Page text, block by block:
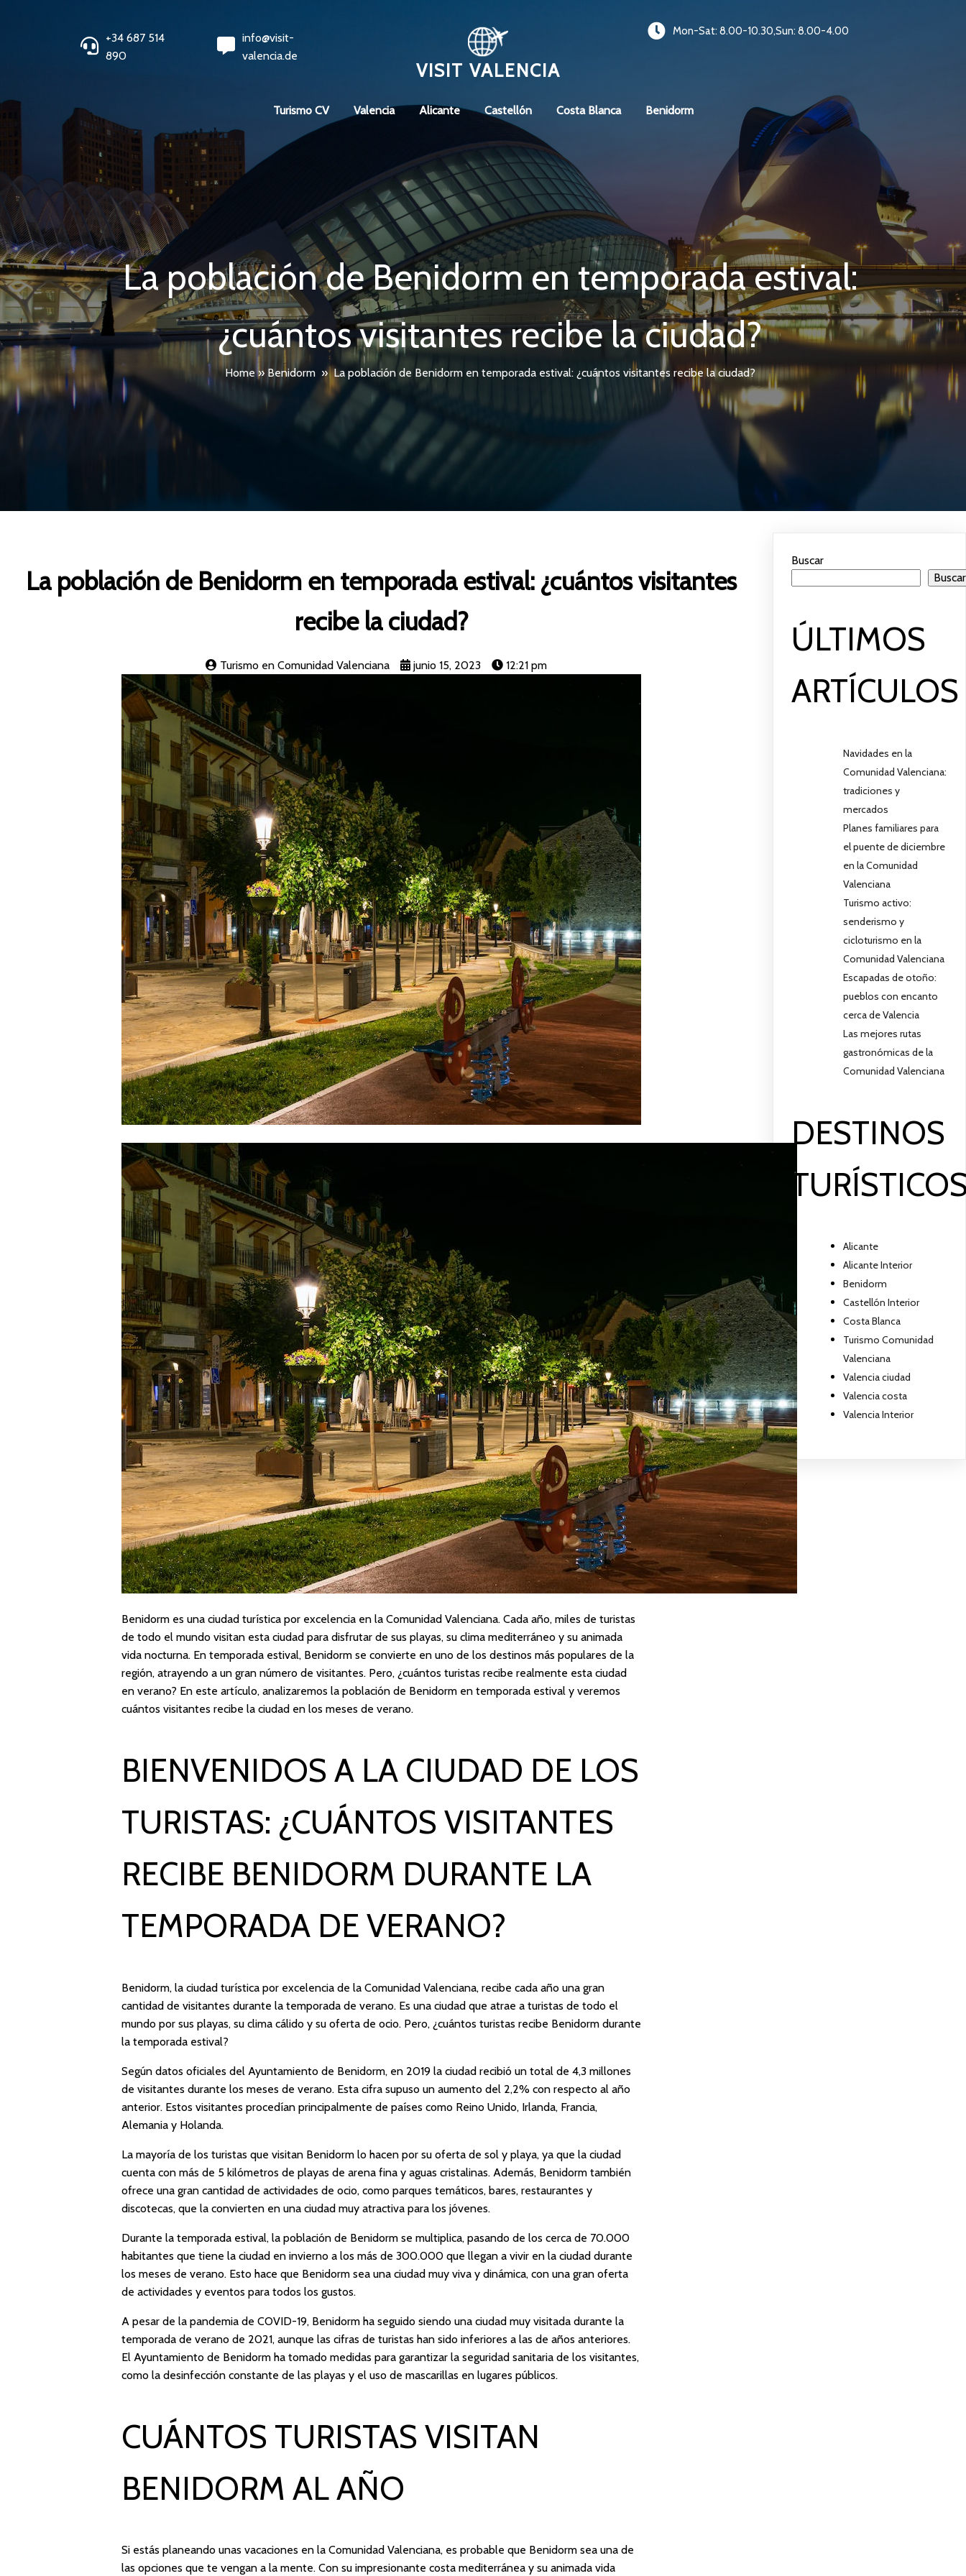
+34 687 514
890
info@visit-
valencia.de
VISIT VALENCIA
Mon-Sat: 8.00-10.30,Sun: 8.00-4.00
Turismo CV Valencia Alicante Castellón Costa Blanca Benidorm
La población de Benidorm en temporada estival:
¿cuántos visitantes recibe la ciudad?
Home» Benidorm » La población de Benidorm en temporada estival: ¿cuántos visitantes recibe la ciudad?
La población de Benidorm en temporada estival: ¿cuántos visitantes
recibe la ciudad?
Turismo en Comunidad Valenciana junio 15, 2023 12:21 pm
Benidorm es una ciudad turística por excelencia en la Comunidad Valenciana. Cada año, miles de turistas
de todo el mundo visitan esta ciudad para disfrutar de sus playas, su clima mediterráneo y su animada
vida nocturna. En temporada estival, Benidorm se convierte en uno de los destinos más populares de la
región, atrayendo a un gran número de visitantes. Pero, ¿cuántos turistas recibe realmente esta ciudad
en verano? En este artículo, analizaremos la población de Benidorm en temporada estival y veremos
cuántos visitantes recibe la ciudad en los meses de verano.
BIENVENIDOS A LA CIUDAD DE LOS
TURISTAS: ¿CUÁNTOS VISITANTES
RECIBE BENIDORM DURANTE LA
TEMPORADA DE VERANO?
Benidorm, la ciudad turística por excelencia de la Comunidad Valenciana, recibe cada año una gran
cantidad de visitantes durante la temporada de verano. Es una ciudad que atrae a turistas de todo el
mundo por sus playas, su clima cálido y su oferta de ocio. Pero, ¿cuántos turistas recibe Benidorm durante
la temporada estival?
Según datos oficiales del Ayuntamiento de Benidorm, en 2019 la ciudad recibió un total de 4,3 millones
de visitantes durante los meses de verano. Esta cifra supuso un aumento del 2,2% con respecto al año
anterior. Estos visitantes procedían principalmente de países como Reino Unido, Irlanda, Francia,
Alemania y Holanda.
La mayoría de los turistas que visitan Benidorm lo hacen por su oferta de sol y playa, ya que la ciudad
cuenta con más de 5 kilómetros de playas de arena fina y aguas cristalinas. Además, Benidorm también
ofrece una gran cantidad de actividades de ocio, como parques temáticos, bares, restaurantes y
discotecas, que la convierten en una ciudad muy atractiva para los jóvenes.
Durante la temporada estival, la población de Benidorm se multiplica, pasando de los cerca de 70.000
habitantes que tiene la ciudad en invierno a los más de 300.000 que llegan a vivir en la ciudad durante
los meses de verano. Esto hace que Benidorm sea una ciudad muy viva y dinámica, con una gran oferta
de actividades y eventos para todos los gustos.
A pesar de la pandemia de COVID-19, Benidorm ha seguido siendo una ciudad muy visitada durante la
temporada de verano de 2021, aunque las cifras de turistas han sido inferiores a las de años anteriores.
El Ayuntamiento de Benidorm ha tomado medidas para garantizar la seguridad sanitaria de los visitantes,
como la desinfección constante de las playas y el uso de mascarillas en lugares públicos.
CUÁNTOS TURISTAS VISITAN
BENIDORM AL AÑO
Si estás planeando unas vacaciones en la Comunidad Valenciana, es probable que Benidorm sea una de
las opciones que te vengan a la mente. Con su impresionante costa mediterránea y su animada vida
Buscar
Buscar
ÚLTIMOS
ARTÍCULOS
Navidades en la
Comunidad Valenciana:
tradiciones y
mercados
Planes familiares para
el puente de diciembre
en la Comunidad
Valenciana
Turismo activo:
senderismo y
cicloturismo en la
Comunidad Valenciana
Escapadas de otoño:
pueblos con encanto
cerca de Valencia
Las mejores rutas
gastronómicas de la
Comunidad Valenciana
DESTINOS
Alicante
Alicante Interior
Benidorm
Castellón Interior
Costa Blanca
Turismo Comunidad
Valenciana
Valencia ciudad
Valencia costa
Valencia Interior